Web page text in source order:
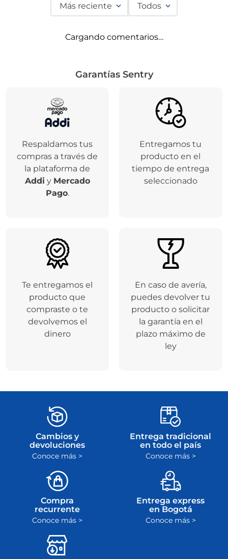
Más reciente Todos
Cargando comentarios…
Garantías Sentry
Respaldamos tus
compras a través de
la plataforma de
Addi y Mercado
Pago.
Entregamos tu
producto en el
tiempo de entrega
seleccionado
Te entregamos el
producto que
compraste o te
devolvemos el
dinero
En caso de avería,
puedes devolver tu
producto o solicitar
la garantía en el
plazo máximo de
ley
Cambios y
devoluciones
Conoce más >
Entrega tradicional
en todo el país
Conoce más >
Compra
recurrente
Conoce más >
Entrega express
en Bogotá
Conoce más >